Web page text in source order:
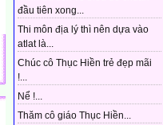
đầu tiên xong...
Thi môn địa lý thì nên dựa vào
atlat là...
Chúc cô Thục Hiền trẻ đẹp mãi
!...
Nể !...
Thăm cô giáo Thục Hiền...